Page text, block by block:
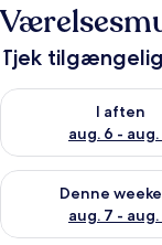
Tjek
I aften
aug. 6 - aug.
Tjek tilgængelighed
Denne
aug. 7 - aug.
Tjek tilgængelighed